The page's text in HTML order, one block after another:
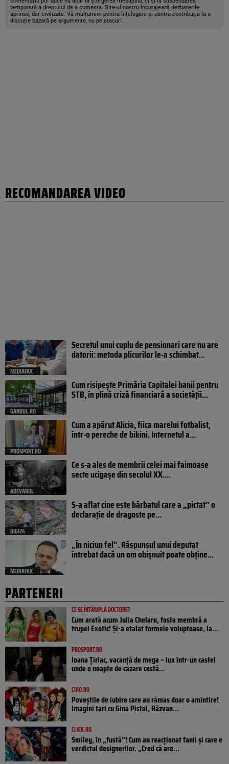
temporară a dreptului de a comenta. Site-ul nostru încurajează dezbaterile
aprinse, dar civilizate. Vă mulțumim pentru înțelegere și pentru contribuția la o
discuție bazată pe argumente, nu pe atacuri.
RECOMANDAREA VIDEO
MEDIAFAX
Secretul unui cuplu de pensionari care nu are
datorii: metoda plicurilor le-a schimbat...
GANDUL.RO
Cum risipește Primăria Capitalei banii pentru
STB, în plină criză financiară a societății...
PROSPORT.RO
Cum a apărut Alicia, fiica marelui fotbalist,
într-o pereche de bikini. Internetul a...
ADEVARUL
Ce s-a ales de membrii celei mai faimoase
secte ucigașe din secolul XX....
DIGI24
S-a aflat cine este bărbatul care a „pictat” o
declarație de dragoste pe...
MEDIAFAX
„În niciun fel”. Răspunsul unui deputat
întrebat dacă un om obișnuit poate obține...
PARTENERI
CE SE ÎNTÂMPLĂ DOCTORE?
Cum arată acum Julia Chelaru, fosta membră a
trupei Exotic! Și-a etalat formele voluptoase, la...
PROSPORT.RO
Ioana Țiriac, vacanță de mega – lux într-un castel
unde o noapte de cazare costă...
CIAO.RO
Poveştile de iubire care au rămas doar o amintire!
Imagini tari cu Gina Pistol, Răzvan...
CLICK.RO
Smiley, în „fustă”! Cum au reacționat fanii și care e
verdictul designerilor. „Cred că are...